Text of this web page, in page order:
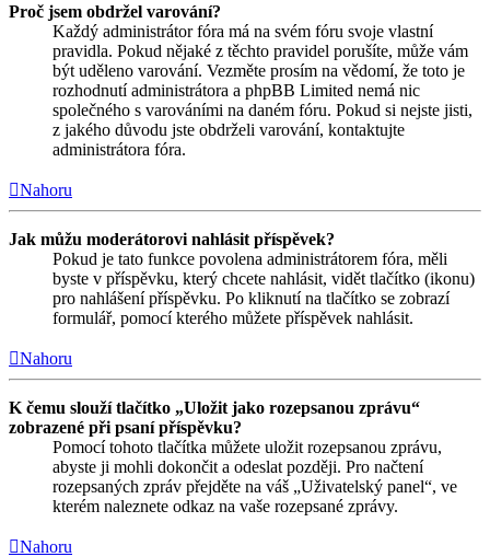
Proč jsem obdržel varování?
Každý administrátor fóra má na svém fóru svoje vlastní
pravidla. Pokud nějaké z těchto pravidel porušíte, může vám
být uděleno varování. Vezměte prosím na vědomí, že toto je
rozhodnutí administrátora a phpBB Limited nemá nic
společného s varováními na daném fóru. Pokud si nejste jisti,
z jakého důvodu jste obdrželi varování, kontaktujte
administrátora fóra.
Nahoru
Jak můžu moderátorovi nahlásit příspěvek?
Pokud je tato funkce povolena administrátorem fóra, měli
byste v příspěvku, který chcete nahlásit, vidět tlačítko (ikonu)
pro nahlášení příspěvku. Po kliknutí na tlačítko se zobrazí
formulář, pomocí kterého můžete příspěvek nahlásit.
Nahoru
K čemu slouží tlačítko „Uložit jako rozepsanou zprávu“
zobrazené při psaní příspěvku?
Pomocí tohoto tlačítka můžete uložit rozepsanou zprávu,
abyste ji mohli dokončit a odeslat později. Pro načtení
rozepsaných zpráv přejděte na váš „Uživatelský panel“, ve
kterém naleznete odkaz na vaše rozepsané zprávy.
Nahoru